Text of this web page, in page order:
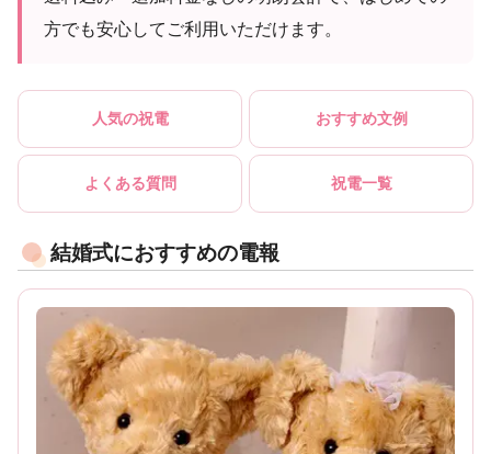
方でも安心してご利用いただけます。
人気の祝電 おすすめ文例
よくある質問 祝電一覧
結婚式におすすめの電報